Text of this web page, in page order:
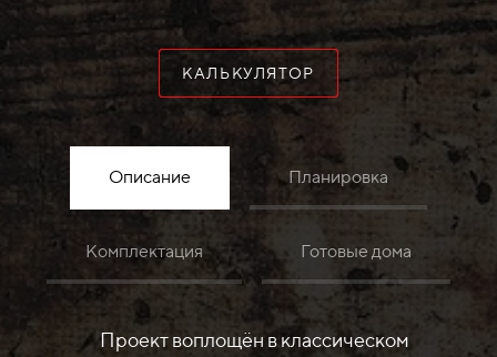
КАЛЬКУЛЯТОР
Описание Планировка
Комплектация Готовые дома
Проект воплощён в классическом